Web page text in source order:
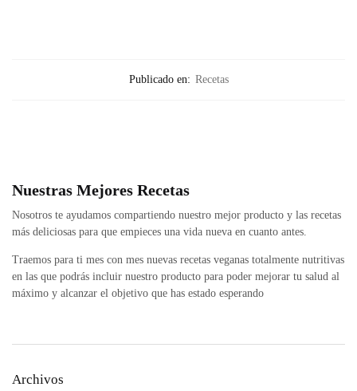
Publicado en: Recetas
Nuestras Mejores Recetas
Nosotros te ayudamos compartiendo nuestro mejor producto y las recetas
más deliciosas para que empieces una vida nueva en cuanto antes.
Traemos para ti mes con mes nuevas recetas veganas totalmente nutritivas
en las que podrás incluir nuestro producto para poder mejorar tu salud al
máximo y alcanzar el objetivo que has estado esperando
Archivos